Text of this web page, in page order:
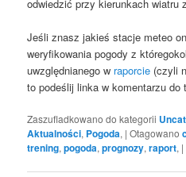
odwiedzić przy kierunkach wiatru
Jeśli znasz jakieś stacje meteo
weryfikowania pogody z
uwzględnianego w raporcie (czyli
to podeślij linka w komentarzu do
Zaszufladkowano do kategorii
Aktualności, Pogoda, |Otagowano
trening,pogoda,prognozy,raport, |